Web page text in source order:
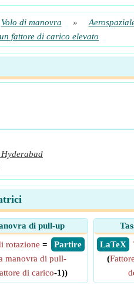
Volo di manovra »
fattore di carico elevato
Hyderabad
di pull-up
​ Partire
rotazione =
manovra di pull-
di carico-1))
​ LaTeX
(